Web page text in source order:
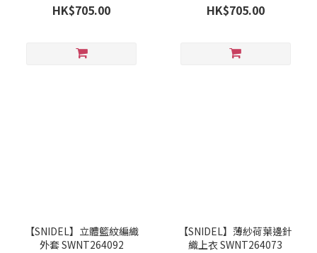
HK$705.00 HK$705.00
【SNIDEL】立體籃紋編織
外套 SWNT264092
【SNIDEL】薄紗荷葉邊針
織上衣 SWNT264073